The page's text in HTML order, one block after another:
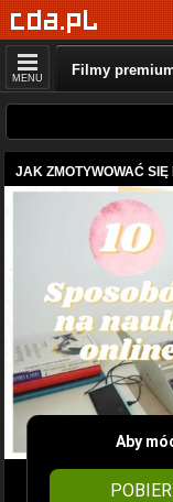
MENU Filmy
JAK ZMOTYWOWAĆ
Aby